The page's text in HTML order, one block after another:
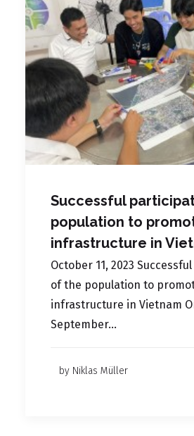
Successful
population to
infrastructure in
October 11, 2023
of the population to
infrastructure in Vietnam
September…
by Niklas Müller